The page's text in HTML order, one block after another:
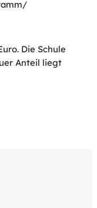
Die Schule
Anteil liegt